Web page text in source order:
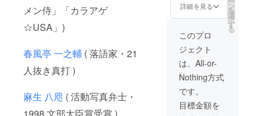
メン侍」「カラアゲ
☆USA」)
春風亭 一之輔 ( 落語家・21
人抜き真打 )
麻生 八咫 ( 活動写真弁士・
1998 文部大臣賞受賞 )
たDVDプレゼン
ト
ロール、公式サ
を掲載 ・映画の
パンフレット１
部 ・映画のポス
ター１枚 ・映画
本編のDVD-R１
枚(全劇場公開終
了後に進呈) ・
(あなたのお名前
入り)桂 福団治師
詳細を見る ン
を
選
択
す
る
このプロ
ジェクト
は、All-or-
Nothing方式
です。
目標金額を